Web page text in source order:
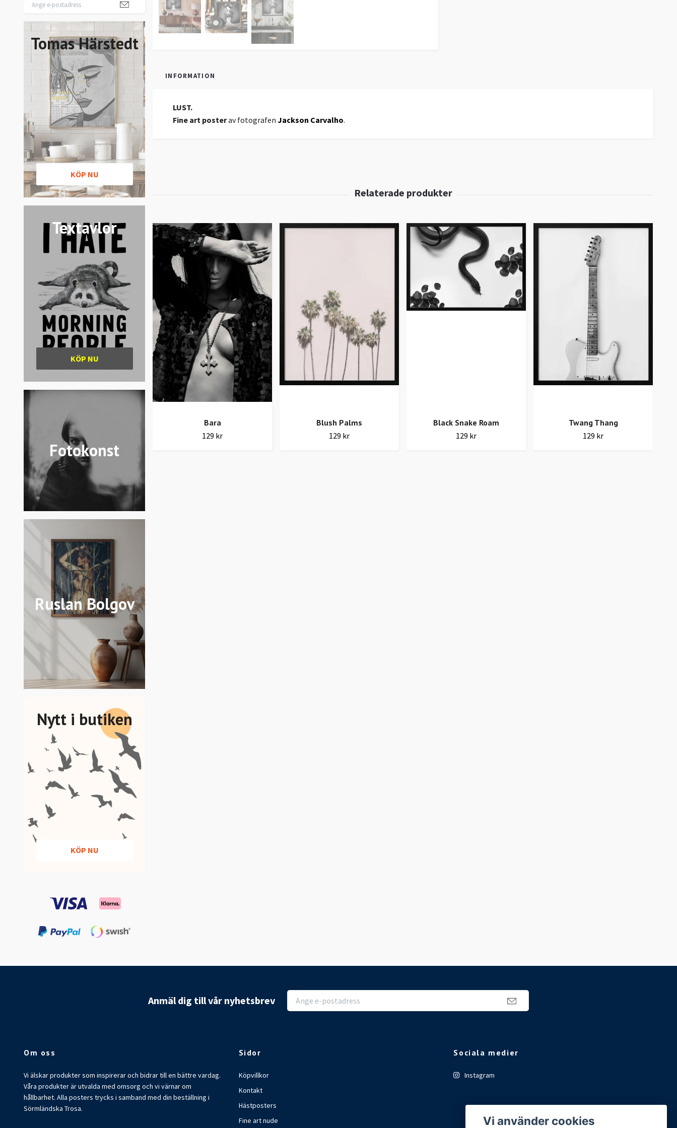
Tomas Härstedt
KÖP NU
Textavlor
KÖP NU
Fotokonst
Ruslan Bolgov
Nytt i butiken
KÖP NU
INFORMATION
LUST.
Fine art posterav fotografen Jackson Carvalho.
Bara
129 kr
Blush Palms
129 kr
Black Snake Roam
129 kr
Twang Thang
129 kr
Anmäl dig till vår nyhetsbrev
Om oss
Vi älskar produkter som inspirerar och bidrar till en bättre vardag.
Våra produkter är utvalda med omsorg och vi värnar om
hållbarhet. Alla posters trycks i samband med din beställning i
Sörmländska Trosa.
Sidor
Köpvillkor
Kontakt
Hästposters
Fine art nude
Sociala medier
Instagram
Vi använder cookies